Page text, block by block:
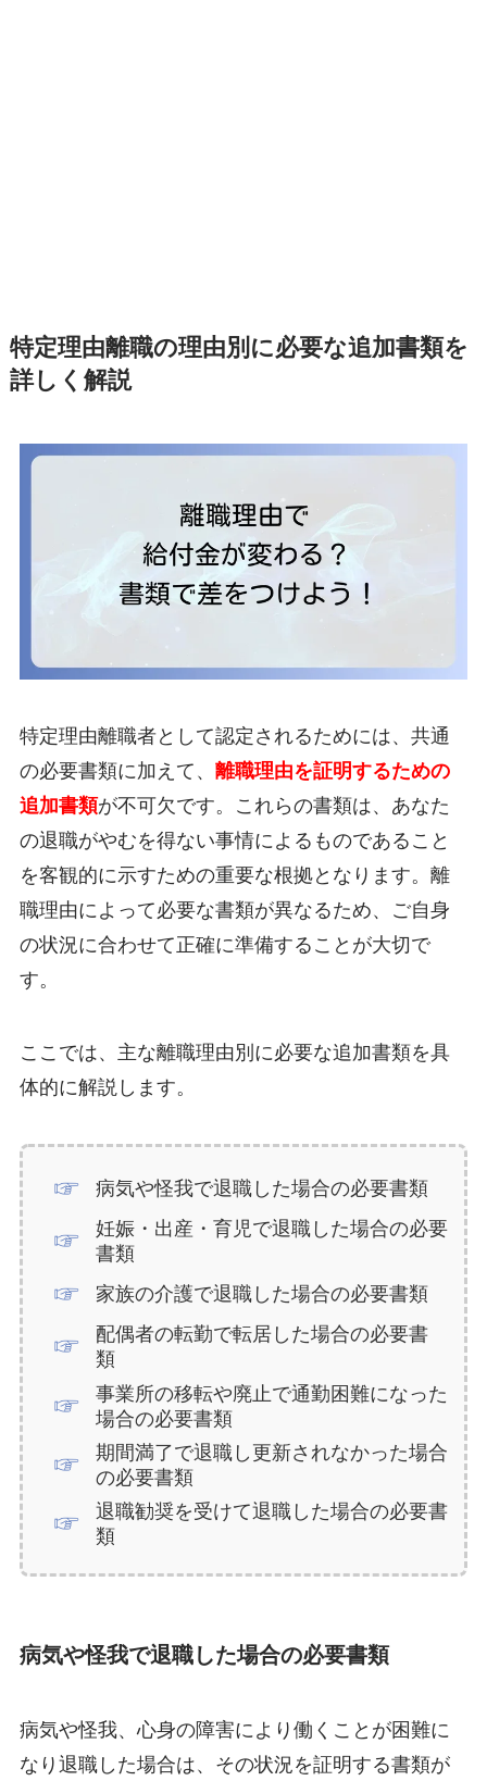
特定理由離職の理由別に必要な追加書類を
詳しく解説
特定理由離職者として認定されるためには、共通
の必要書類に加えて、 離職理由を証明するための
追加書類が不可欠です。これらの書類は、あなた
の退職がやむを得ない事情によるものであること
を客観的に示すための重要な根拠となります。離
職理由によって必要な書類が異なるため、ご自身
の状況に合わせて正確に準備することが大切で
す。
ここでは、主な離職理由別に必要な追加書類を具
体的に解説します。
病気や怪我で退職した場合の必要書類
妊娠・出産・育児で退職した場合の必要
書類
家族の介護で退職した場合の必要書類
配偶者の転勤で転居した場合の必要書
類
事業所の移転や廃止で通勤困難になった
場合の必要書類
期間満了で退職し更新されなかった場合
の必要書類
退職勧奨を受けて退職した場合の必要書
類
病気や怪我で退職した場合の必要書類
病気や怪我、心身の障害により働くことが困難に
なり退職した場合は、その状況を証明する書類が